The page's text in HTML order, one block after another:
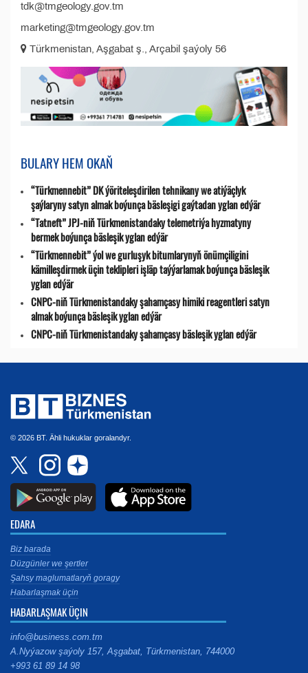
tdk@tmgeology.gov.tm
marketing@tmgeology.gov.tm
Türkmenistan, Aşgabat ş., Arçabil şaýoly 56
BULARY HEM OKAŇ
“Türkmennebit” DK ýöriteleşdirilen tehnikany we atiýäçlyk
şaýlaryny satyn almak boýunça bäsleşigi gaýtadan yglan edýär
“Tatneft” JPJ-niň Türkmenistandaky telemetriýa hyzmatyny
bermek boýunça bäsleşik yglan edýär
“Türkmennebit” ýol we gurluşyk bitumlarynyň önümçiligini
kämilleşdirmek üçin teklipleri işläp taýýarlamak boýunça bäsleşik
yglan edýär
CNPC-niň Türkmenistandaky şahamçasy himiki reagentleri satyn
almak boýunça bäsleşik yglan edýär
CNPC-niň Türkmenistandaky şahamçasy bäsleşik yglan edýär
© 2026 BT. Ähli hukuklar goralandyr.
EDARA
Biz barada
Düzgünler we şertler
Şahsy maglumatlaryň goragy
Habarlaşmak üçin
HABARLAŞMAK ÜÇIN
info@business.com.tm
A.Nyýazow şaýoly 157, Aşgabat, Türkmenistan, 744000
+993 61 89 14 98